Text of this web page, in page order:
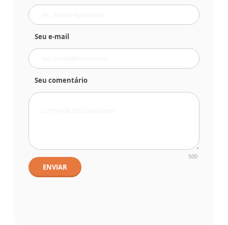
Seu e-mail
Seu comentário
500
ENVIAR